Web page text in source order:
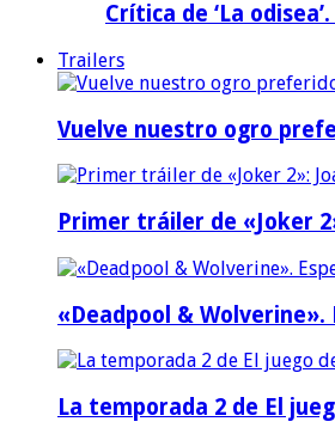
Crítica de ‘La
Trailers
Vuelve nuestro ogro
Primer tráiler de «Joker
«Deadpool &
La temporada 2 de El